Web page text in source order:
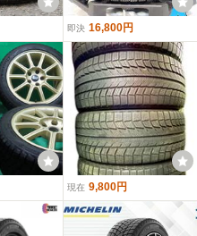
即決 16,800円
現在 9,800円